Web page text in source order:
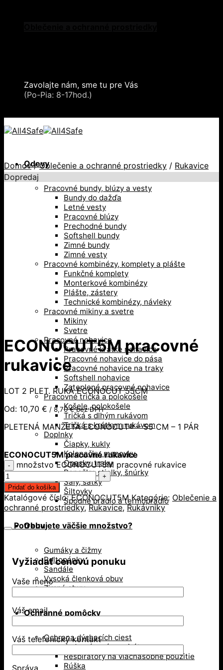
Zavolajte nám, sme tu pre Vás
(Po-Pia: 8-17hod.)
Odevy
Pracovné bundy, blúzy a vesty
Bundy do dažďa
Letné vesty
Pracovné blúzy
Prechodné bundy
Softshell bundy
Zimné bundy
Zimné vesty
Pracovné kombinézy, komplety a plášte
Funkčné komplety
Monterkové kombinézy
Plášte, zástery
Technické kombinézy, návleky
Pracovné mikiny a svetre
Mikiny
Svetre
Pracovné nohavice
Pracovné krátke nohavice
Pracovné nohavice do pása
Pracovné nohavice na traky
Softshell nohavice
Zateplené pracovné nohavice
Pracovné tričká a polokošele
Košele, polokošele
Tričká s dlhým rukávom
Tričká s krátkym rukávom
Doplnky
Čiapky, kukly
Kolenačky, menovky
Opasky, traky
Ponožky, stielky, šnúrky
Šály, šatky
Šiltovky
Spodné prádlo a termoprádlo
Obuv
Gumáky a čižmy
Poltopánky
Sandále
Vysoká členková obuv
Zimná obuv
Ochranné pomôcky
Ochrana dýchacích ciest
Jednorázové respirátory
Respirátory na viacnásobné použitie
Rúška
Domov / Oblečenie a ochranné prostriedky / Rukavice
Dopredaj
ECONOCUT5M pracovné
rukavice
LOT 2 PLET. RUKÁ ECONOCUT 55CM
Od: 10,70 € / 8,70€bez DPH
PLETENÁ MANŽETA ECONOCUT® – 55 CM – 1 PÁR
ECONOCUT5M pracovné rukavice
množstvo ECONOCUT5M pracovné rukavice
Pridať do košíka
Katalógové číslo:ECONOCUT5M Kategórie: Oblečenie a
ochranné prostriedky,Rukavice,Rukávniky
Potrebujete väčšie množstvo?
Vyžiadať cenovú ponuku
Vaše meno
Váš email
Váš telefonický kontakt